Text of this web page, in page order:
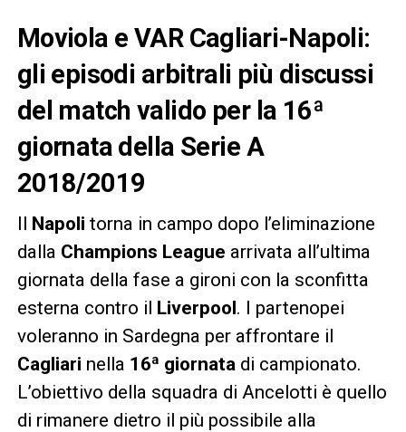
Moviola e VAR Cagliari-Napoli:
gli episodi arbitrali più discussi
del match valido per la 16ª
giornata della Serie A
2018/2019
Napoli torna in campo dopo l’eliminazione
dalla Champions League arrivata all’ultima
giornata della fase a gironi con la sconfitta
esterna contro il
Liverpool . I partenopei
voleranno in Sardegna per affrontare il
Cagliari nella 16ª giornatadi campionato.
L’obiettivo della squadra di Ancelotti è quello
di rimanere dietro il più possibile alla